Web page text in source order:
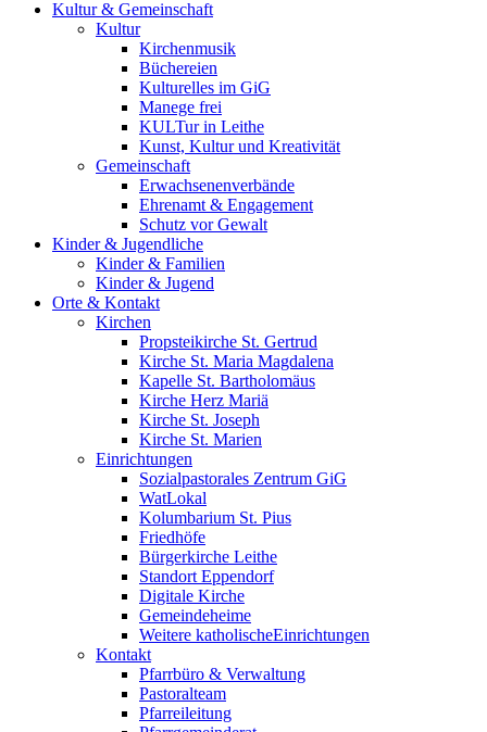
Kultur & Gemeinschaft
Kultur
Kirchenmusik
Büchereien
Kulturelles im GiG
Manege frei
KULTur in Leithe
Kunst, Kultur und Kreativität
Gemeinschaft
Erwachsenenverbände
Ehrenamt & Engagement
Schutz vor Gewalt
Kinder & Jugendliche
Kinder & Familien
Kinder & Jugend
Orte & Kontakt
Kirchen
Propsteikirche St. Gertrud
Kirche St. Maria Magdalena
Kapelle St. Bartholomäus
Kirche Herz Mariä
Kirche St. Joseph
Kirche St. Marien
Einrichtungen
Sozialpastorales Zentrum GiG
WatLokal
Kolumbarium St. Pius
Friedhöfe
Bürgerkirche Leithe
Standort Eppendorf
Digitale Kirche
Gemeindeheime
Weitere katholische­­Einrichtungen
Kontakt
Pfarrbüro & Verwaltung
Pastoralteam
Pfarreileitung